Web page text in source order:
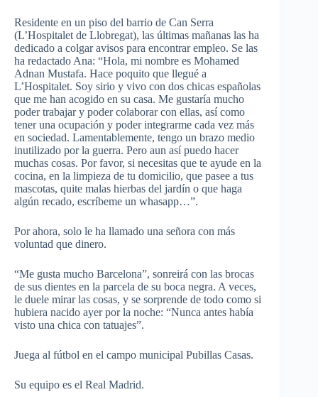
Residente en un piso del barrio de Can Serra
(L’Hospitalet de Llobregat), las últimas mañanas las ha
dedicado a colgar avisos para encontrar empleo. Se las
ha redactado Ana: “Hola, mi nombre es Mohamed
Adnan Mustafa. Hace poquito que llegué a
L’Hospitalet. Soy sirio y vivo con dos chicas españolas
que me han acogido en su casa. Me gustaría mucho
poder trabajar y poder colaborar con ellas, así como
tener una ocupación y poder integrarme cada vez más
en sociedad. Lamentablemente, tengo un brazo medio
inutilizado por la guerra. Pero aun así puedo hacer
muchas cosas. Por favor, si necesitas que te ayude en la
cocina, en la limpieza de tu domicilio, que pasee a tus
mascotas, quite malas hierbas del jardín o que haga
algún recado, escríbeme un whasapp…”.
Por ahora, solo le ha llamado una señora con más
voluntad que dinero.
“Me gusta mucho Barcelona”, sonreirá con las brocas
de sus dientes en la parcela de su boca negra. A veces,
le duele mirar las cosas, y se sorprende de todo como si
hubiera nacido ayer por la noche: “Nunca antes había
visto una chica con tatuajes”.
Juega al fútbol en el campo municipal Pubillas Casas.
Su equipo es el Real Madrid.